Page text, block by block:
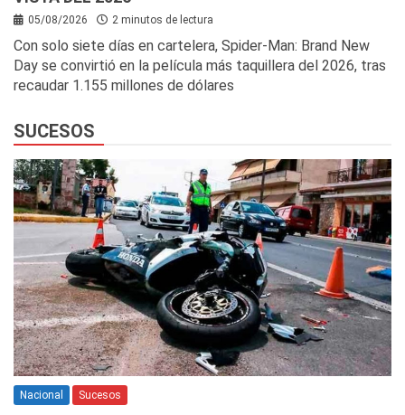
05/08/2026 2 minutos de lectura
Con solo siete días en cartelera, Spider-Man: Brand New
Day se convirtió en la película más taquillera del 2026, tras
recaudar 1.155 millones de dólares
SUCESOS
Nacional Sucesos